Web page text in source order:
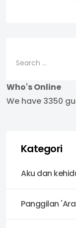
Who's Online
We have 3350
Kategori
Aku dan
Panggilan